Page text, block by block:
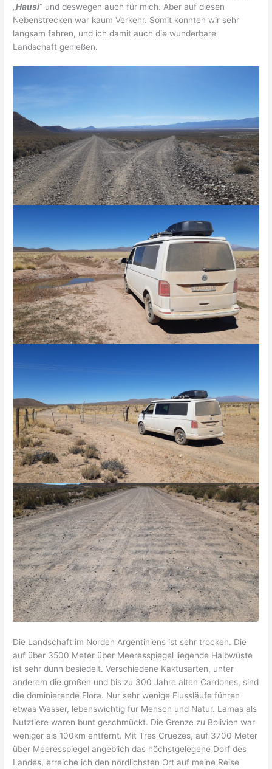
„Hausi“ und deswegen auch für mich. Aber auf diesen
Nebenstrecken war kaum Verkehr. Somit konnten wir sehr
langsam fahren, und ich damit auch die wunderbare
Landschaft genießen.
Die Landschaft im Norden Argentiniens ist sehr trocken. Die
auf über 3500 Meter über Meeresspiegel liegende Halbwüste
ist sehr dünn besiedelt. Verschiedene Kaktusarten, unter
anderem die großen und bis zu 300 Jahre alten Cardones, sind
die dominierende Flora. Nur sehr wenige Flussläufe führen
etwas Wasser, lebenswichtig für Mensch und Natur. Lamas als
Nutztiere waren bunt geschmückt. Die Grenze zu Bolivien war
weniger als 100km entfernt. Mit Tres Cruezes, auf 3700 Meter
über Meeresspiegel angeblich das höchstgelegene Dorf des
Landes, erreiche ich den nördlichsten Ort auf meine Reise